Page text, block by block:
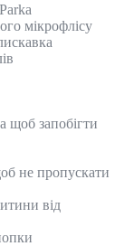
мікрофлісу
щоб запобігти
не пропускати
від